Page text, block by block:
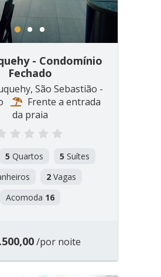
1 2 3
- Condomínio
Fechado
São Sebastião -
Frente a entrada
da praia
5 Quartos 5 Suítes
2Vagas
Acomoda 16
/por noite